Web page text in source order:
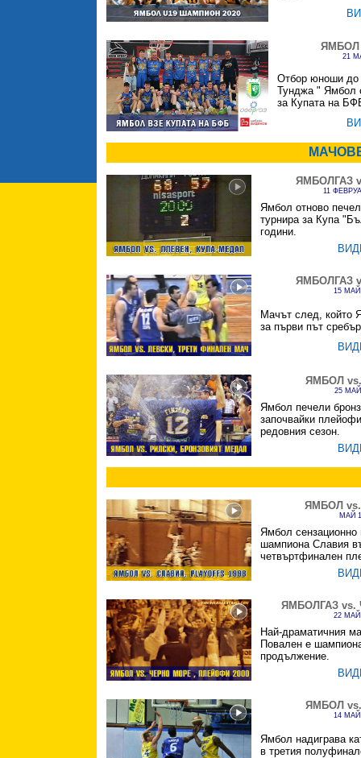
ЯМБОЛ
21
Отбор юноши до
Тунджа " Ямбол
за Купата на
ЯМБОЛГАЗ
11
Ямбол отново
турнира за Купа
години.
ЯМБОЛГАЗ
15 МАЙ
Мачът след, който
за първи път
ЯМБОЛ
25 МАЙ
Ямбол печели
започвайки
редовния сезон.
ЯМБОЛ
МАЙ
Ямбол сензационно
шампиона Славия
четвъртфинален
ЯМБОЛГАЗ
22 МАЙ
Най-драматичния
Повален е
продължение.
ЯМБОЛ
14 МАЙ
Ямбол надиграва
в третия